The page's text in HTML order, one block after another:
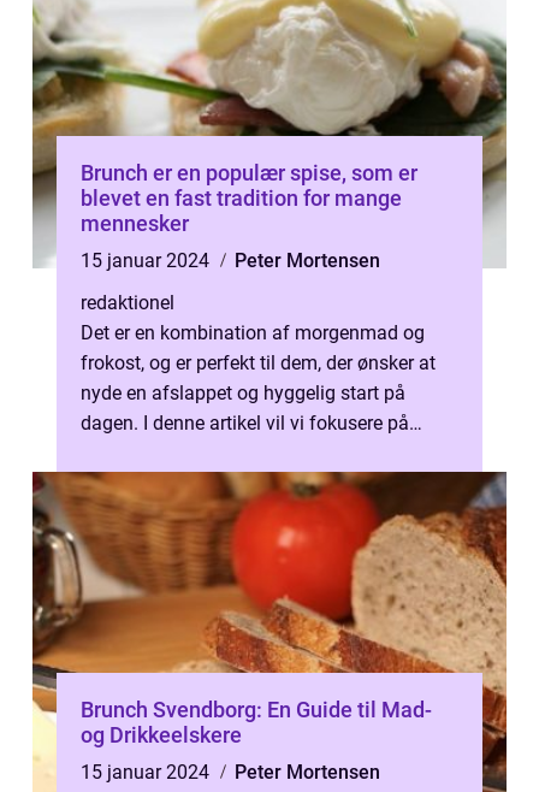
Brunch er en populær spise, som er
blevet en fast tradition for mange
mennesker
15 januar 2024
Peter Mortensen
redaktionel
Det er en kombination af morgenmad og
frokost, og er perfekt til dem, der ønsker at
nyde en afslappet og hyggelig start på
dagen. I denne artikel vil vi fokusere på
Brunch Svendborg: En Guide til Mad-
og Drikkeelskere
15 januar 2024
Peter Mortensen